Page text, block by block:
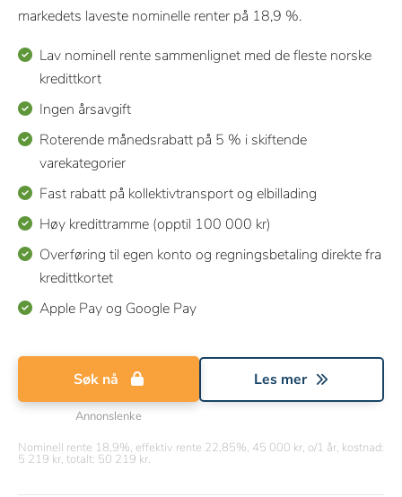
markedets laveste nominelle renter på 18,9 %.
Lav nominell rente sammenlignet med de fleste norske
kredittkort
Ingen årsavgift
Roterende månedsrabatt på 5 % i skiftende
varekategorier
Fast rabatt på kollektivtransport og elbillading
Høy kredittramme (opptil 100 000 kr)
Overføring til egen konto og regningsbetaling direkte fra
kredittkortet
Apple Pay og Google Pay
Søk nå
Annonslenke
Les mer
Nominell rente 18,9%, effektiv rente 22,85%, 45 000 kr, o/1 år, kostnad:
5 219 kr, totalt: 50 219 kr.